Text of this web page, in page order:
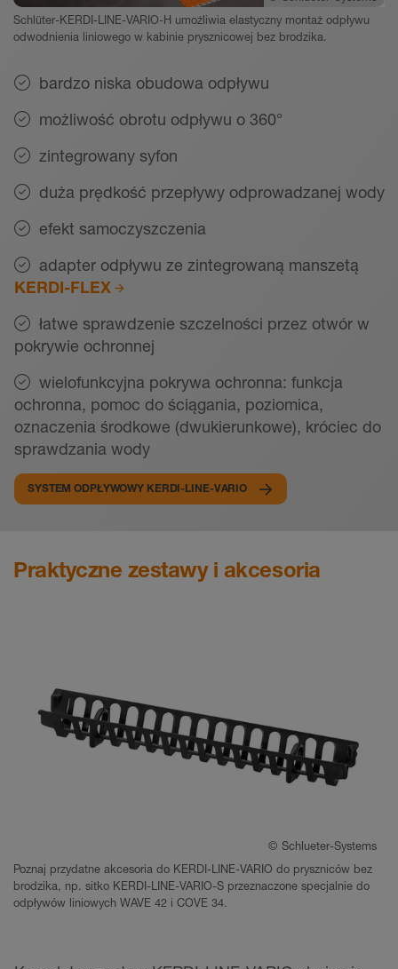
Schlüter-KERDI-LINE-VARIO-H umożliwia elastyczny montaż odpływu
odwodnienia liniowego w kabinie prysznicowej bez brodzika.
bardzo niska obudowa odpływu
możliwość obrotu odpływu o 360°
zintegrowany syfon
duża prędkość przepływy odprowadzanej wody
efekt samoczyszczenia
adapter odpływu ze zintegrowaną manszetą
KERDI-FLEX
łatwe sprawdzenie szczelności przez otwór w
pokrywie ochronnej
wielofunkcyjna pokrywa ochronna: funkcja
ochronna, pomoc do ściągania, poziomica,
oznaczenia środkowe (dwukierunkowe), króciec do
sprawdzania wody
SYSTEM ODPŁYWOWY KERDI-LINE-VARIO
Praktyczne zestawy i akcesoria
© Schlueter-Systems
Poznaj przydatne akcesoria do KERDI-LINE-VARIO do pryszniców bez
brodzika, np. sitko KERDI-LINE-VARIO-S przeznaczone specjalnie do
odpływów liniowych WAVE 42 i COVE 34.